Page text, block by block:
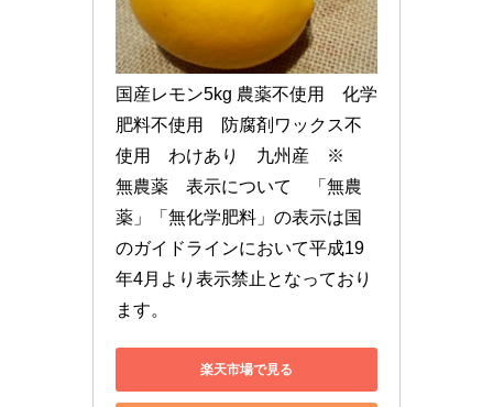
国産レモン5kg 農薬不使用　化学
肥料不使用　防腐剤ワックス不
使用　わけあり　九州産　※
無農薬　表示について　「無農
薬」「無化学肥料」の表示は国
のガイドラインにおいて平成19
年4月より表示禁止となっており
ます。
楽天市場で見る